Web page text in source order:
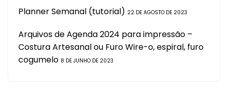
Planner Semanal (tutorial) 22 DE AGOSTO DE 2023
Arquivos de Agenda 2024 para impressão –
Costura Artesanal ou Furo Wire-o, espiral, furo
cogumelo 8 DE JUNHO DE 2023